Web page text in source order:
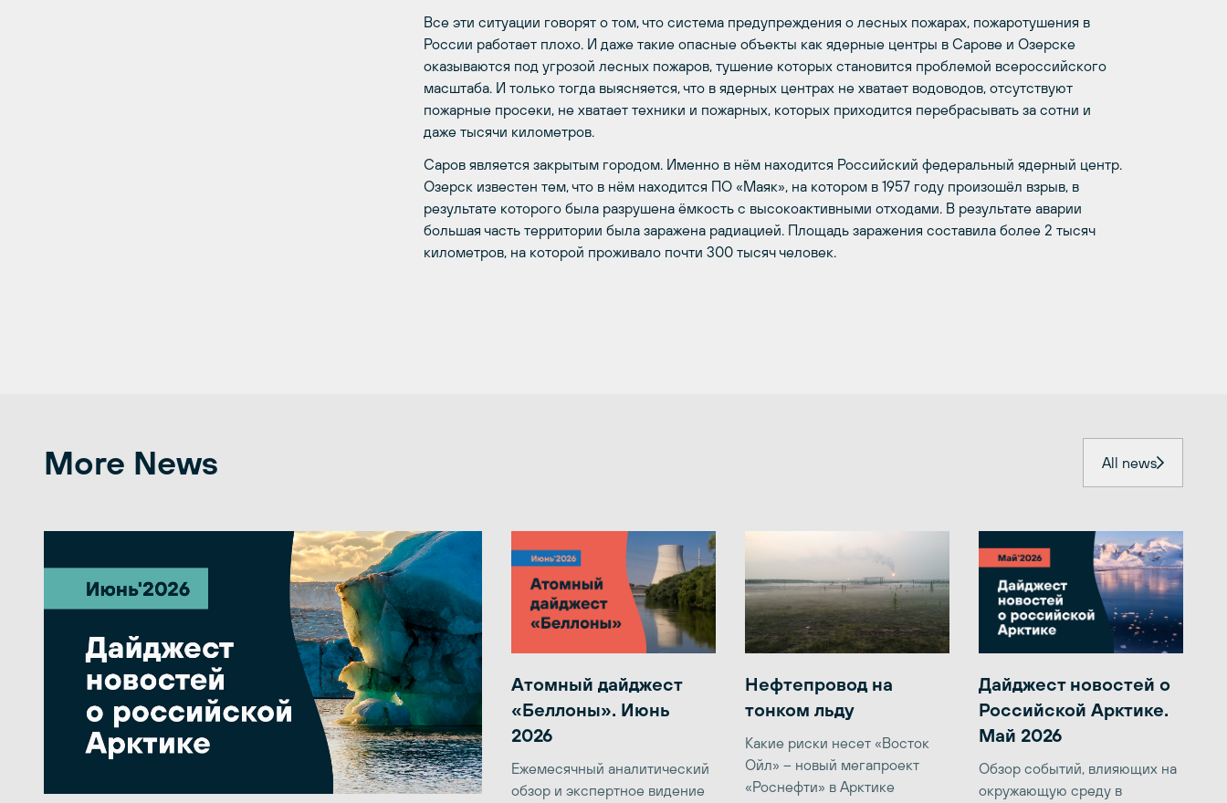
Все эти ситуации говорят о том, что система предупреждения о лесных пожарах, пожаротушения в
России работает плохо. И даже такие опасные объекты как ядерные центры в Сарове и Озерске
оказываются под угрозой лесных пожаров, тушение которых становится проблемой всероссийского
масштаба. И только тогда выясняется, что в ядерных центрах не хватает водоводов, отсутствуют
пожарные просеки, не хватает техники и пожарных, которых приходится перебрасывать за сотни и
даже тысячи километров.
Саров является закрытым городом. Именно в нём находится Российский федеральный ядерный центр.
Озерск известен тем, что в нём находится ПО «Маяк», на котором в 1957 году произошёл взрыв, в
результате которого была разрушена ёмкость с высокоактивными отходами. В результате аварии
большая часть территории была заражена радиацией. Площадь заражения составила более 2 тысяч
километров, на которой проживало почти 300 тысяч человек.
More News All news
Атомный дайджест
«Беллоны». Июнь
2026
Ежемесячный аналитический
обзор и экспертное видение
Нефтепровод на
тонком льду
Какие риски несет «Восток
Ойл» – новый мегапроект
«Роснефти» в Арктике
Дайджест новостей о
Российской Арктике.
Май 2026
Обзор событий, влияющих на
окружающую среду в